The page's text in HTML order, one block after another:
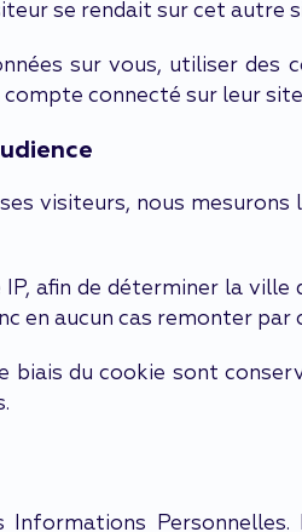
se rendait sur cet autre
sur vous, utiliser des
compte connecté sur leur
visiteurs, nous
afin de déterminer la
en aucun cas remonter par
biais du cookie sont